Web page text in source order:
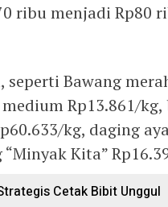
ribu menjadi Rp80
Bawang
Rp13.861/
kg, daging
Kita”
Cetak Bibit Unggul